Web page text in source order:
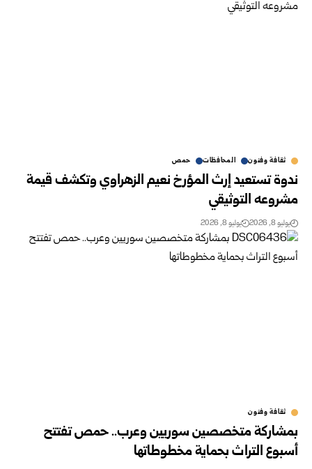
ثقافة وفنون المحافظات حمص
ندوة تستعيد إرث المؤرخ نعيم الزهراوي وتكشف قيمة
مشروعه التوثيقي
يوليو 8, 2026 يوليو 8, 2026
ثقافة وفنون
بمشاركة متخصصين سوريين وعرب.. حمص تفتتح
أسبوع التراث بحماية ‏مخطوطاتها